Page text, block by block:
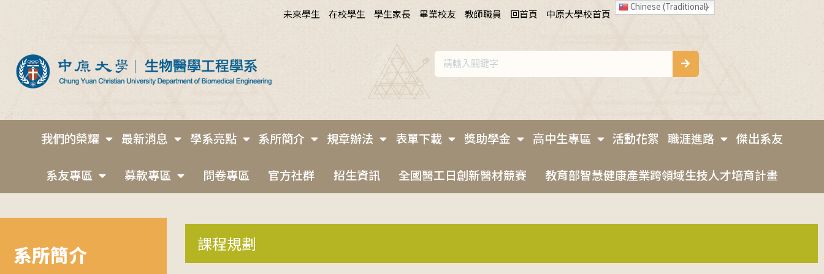
未來學生 在校學生 學生家長 畢業校友 教師職員 回首頁 中原大學校首頁
Chinese (Traditional)
我們的榮耀 最新消息 學系亮點 系所簡介 規章辦法 表單下載 獎助學金 高中生專區 活動花絮 職涯進路 傑出系友
系友專區 募款專區 問卷專區 官方社群 招生資訊 全國醫工日創新醫材競賽 教育部智慧健康產業跨領域生技人才培育計畫
系所簡介 課程規劃